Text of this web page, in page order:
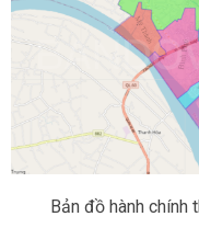
Bản đồ hành chính